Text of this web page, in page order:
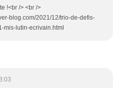
!<br /> <br />
blog.com/2021/12/trio-de-defis-
mis-lutin-ecrivain.html